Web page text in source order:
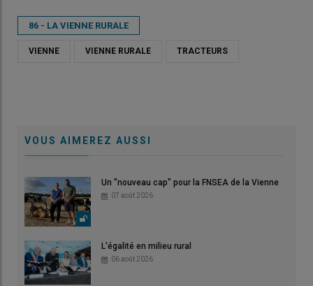
86 - LA VIENNE RURALE
VIENNE VIENNE RURALE TRACTEURS
VOUS AIMEREZ AUSSI
Un "nouveau cap" pour la FNSEA de la Vienne
07 août 2026
L'égalité en milieu rural
06 août 2026